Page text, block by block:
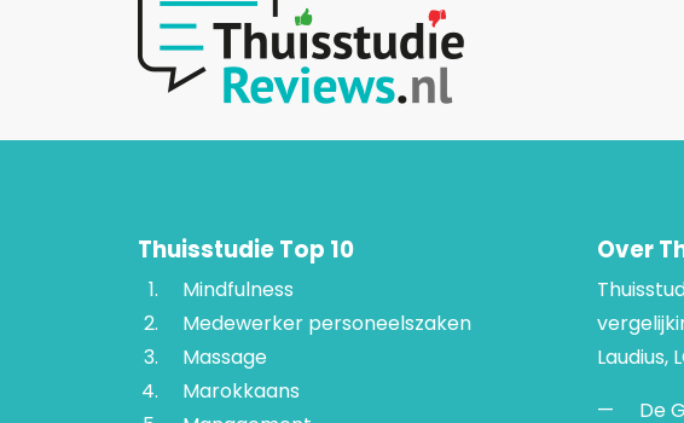
Thuisstudie Top 10
Mindfulness
Medewerker personeelszaken
Massage
Marokkaans
Over
Laudius,
De